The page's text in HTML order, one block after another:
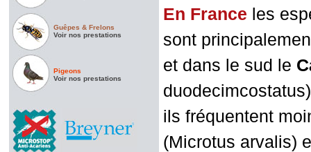
Guêpes & Frelons
Voir nos prestations
Pigeons
Voir nos prestations
En France les
sont
et dans le sud le
ils fréquentent
(Microtus arvalis)